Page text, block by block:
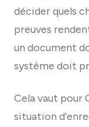
décider quels
preuves
un document
système doit
Cela vaut pour
situation